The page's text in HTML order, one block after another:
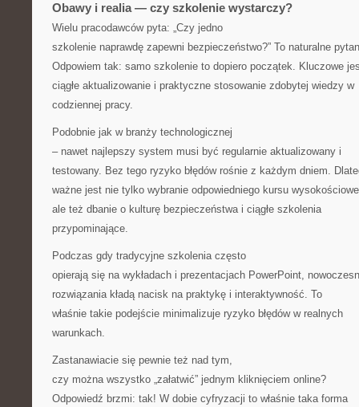
Obawy i realia — czy szkolenie wystarczy?
Wielu pracodawców pyta: „Czy jedno
szkolenie naprawdę zapewni bezpieczeństwo?” To naturalne
Odpowiem tak: samo szkolenie to dopiero początek. Kluczowe
ciągłe aktualizowanie i praktyczne stosowanie zdobytej wiedzy w
codziennej pracy.
Podobnie jak w branży technologicznej
– nawet najlepszy system musi być regularnie aktualizowany i
testowany. Bez tego ryzyko błędów rośnie z każdym dniem.
ważne jest nie tylko wybranie odpowiedniego kursu
ale też dbanie o kulturę bezpieczeństwa i ciągłe szkolenia
przypominające.
Podczas gdy tradycyjne szkolenia często
opierają się na wykładach i prezentacjach PowerPoint,
rozwiązania kładą nacisk na praktykę i interaktywność. To
właśnie takie podejście minimalizuje ryzyko błędów w realnych
warunkach.
Zastanawiacie się pewnie też nad tym,
czy można wszystko „załatwić” jednym kliknięciem online?
Odpowiedź brzmi: tak! W dobie cyfryzacji to właśnie taka forma